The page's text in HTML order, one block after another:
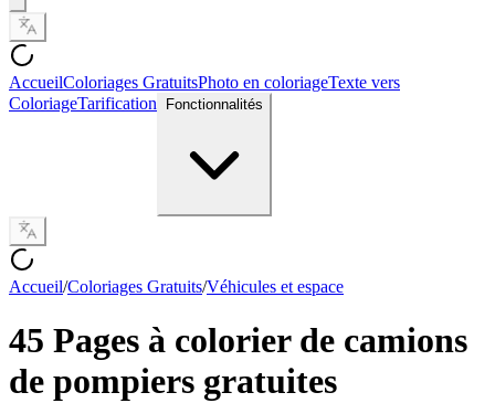
AccueilColoriages GratuitsPhoto en coloriageTexte vers
ColoriageTarification Fonctionnalités
Accueil/Coloriages Gratuits/Véhicules et espace
45 Pages à colorier de camions
de pompiers gratuites